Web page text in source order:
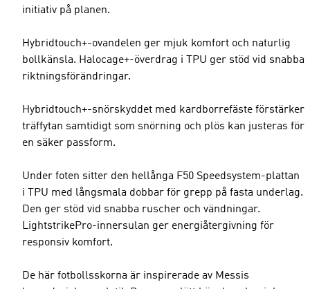
initiativ på planen.
Hybridtouch+-ovandelen ger mjuk komfort och naturlig
bollkänsla. Halocage+-överdrag i TPU ger stöd vid snabba
riktningsförändringar.
Hybridtouch+-snörskyddet med kardborrefäste förstärker
träffytan samtidigt som snörning och plös kan justeras för
en säker passform.
Under foten sitter den hellånga F50 Speedsystem-plattan
i TPU med långsmala dobbar för grepp på fasta underlag.
Den ger stöd vid snabba ruscher och vändningar.
LightstrikePro-innersulan ger energiåtergivning för
responsiv komfort.
De här fotbollsskorna är inspirerade av Messis